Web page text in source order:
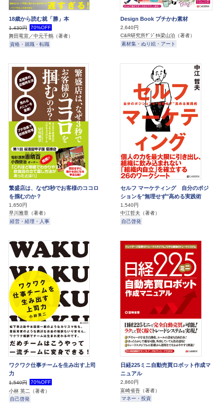
18歳から読む就「勝」本
1,430円
70%OFF
舞田竜宣／中元千鶴 （著者）
資格・就職・転職
Design Book プチかわ素材
2,640円
C&R研究所ﾃﾞｼﾞﾀﾙ梁山泊 （著者）
素材集・ぬり絵・アート
繁盛店は、なぜ3秒でお客様のココロ
を掴むのか？
1,650円
早川雅章 （著者）
経営・経理・人事
セルフ マーケティング 自分のポジ
ションを"無理せず"高める実践術
1,540円
中江哲夫 （著者）
自己啓発
ワクワク仕事チームを生み出す上司
力
1,540円
70%OFF
小林 英二 （著者）
自己啓発
日経225ミニ自動売買ロボット作成マ
ニュアル
2,860円
富崎省吾 （著者）
マネー・投資